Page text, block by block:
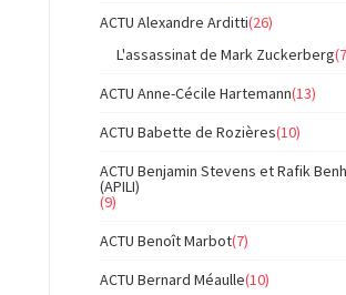
ACTU Alexandre Arditti(26)
L'assassinat de Mark Zuckerberg
ACTU Anne-Cécile Hartemann(13)
ACTU Babette de Rozières(10)
ACTU Benjamin Stevens et Rafik
(APILI)
(9)
ACTU Benoît Marbot(7)
ACTU Bernard Méaulle(10)